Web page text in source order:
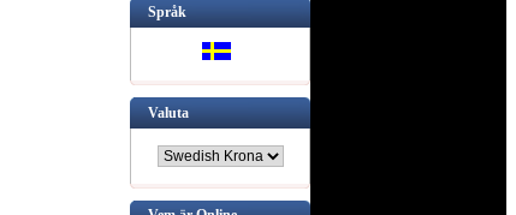
Språk
Valuta